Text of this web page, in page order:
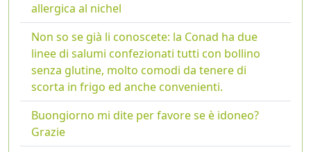
allergica al nichel
Non so se già li conoscete: la Conad ha due
linee di salumi confezionati tutti con bollino
senza glutine, molto comodi da tenere di
scorta in frigo ed anche convenienti.
Buongiorno mi dite per favore se è idoneo?
Grazie